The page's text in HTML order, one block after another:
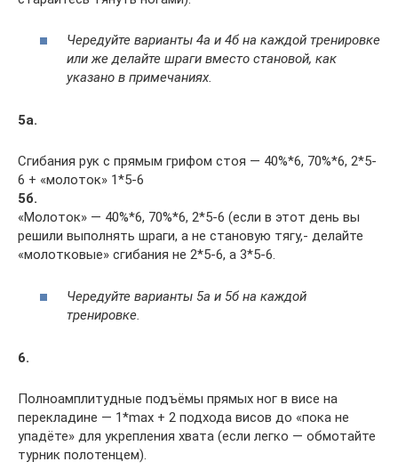
Чередуйте варианты 4а и 4б на каждой тренировке
или же делайте шраги вместо становой, как
указано в примечаниях.
5а.
Сгибания рук с прямым грифом стоя — 40%*6, 70%*6, 2*5-
6 + «молоток» 1*5-6
5б.
«Молоток» — 40%*6, 70%*6, 2*5-6 (если в этот день вы
решили выполнять шраги, а не становую тягу,- делайте
«молотковые» сгибания не 2*5-6, а 3*5-6.
Чередуйте варианты 5а и 5б на каждой
тренировке.
6.
Полноамплитудные подъёмы прямых ног в висе на
перекладине — 1*max + 2 подхода висов до «пока не
упадёте» для укрепления хвата (если легко — обмотайте
турник полотенцем).